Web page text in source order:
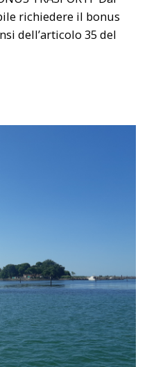
richiedere il bonus
dell’articolo 35 del